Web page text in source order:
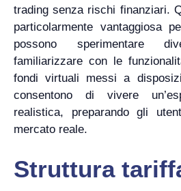
trading senza rischi finanziari.
particolarmente vantaggiosa
possono sperimentare
familiarizzare con le
fondi virtuali messi a
consentono di vivere
realistica, preparando gli
mercato reale.
Struttura